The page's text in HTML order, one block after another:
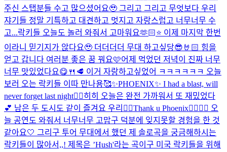
주신 스탭분들 수고 많으셨어요🥹 그리고 그리고 무엇보다 우리
쟈기들 정말 기특하고 대견하고 멋지고 자랑스럽고 너무너무 수
고...락키들 오늘도 놀러 와줘서 고마워요🫶🏻⭐️ 이제 마지막 한번
이라니 믿기지가 않다요🥹 더더더더 무대 하고싶당😎🤘🏻 힘을
얻고 갑니다 여러분 좋은 꿈 꿔요🩷어제 먹었던 저녁이 진짜 너무
너무 맛있었다요😋🍴🥩 이거 자랑하고싶었어 ㅋㅋㅋㅋㅋㅋ 오늘
보러 오는 락키들 이따 만나용🥰✨PHOENIX✨ I had a blast, will
never forget last night❤️‍🔥히히 오늘은 완전 가까워서 또 재밌었다
💕 남은 두 도시도 같이 즐겨요 우리❤️‍🔥Thank u Phoenix🐦‍🔥🐦‍🔥 오
늘 공연도 와줘서 너무너무 고맙구 덕분에 잊지못할 경험을 한 것
같아요🤍 그리구 투어 무대에서 했던 제 솔로곡을 궁금해하시는
락키들이 많아서,,! 제목은 ’Hush'라는 곡이구 미국 락키들을 위해